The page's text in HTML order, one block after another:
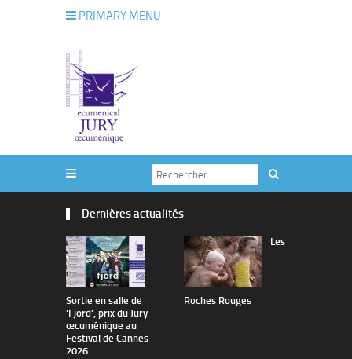
PRIMARY MENU
Dernières actualités
Sortie en salle de
’Fjord’, prix du Jury
œcuménique au
Festival de Cannes
2026
Les
Roches Rouges